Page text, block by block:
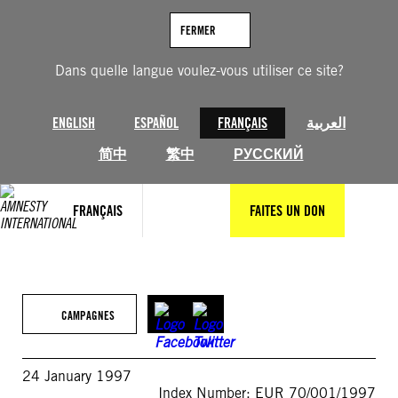
Dans quelle langue voulez-vous utiliser ce site?
ENGLISH ESPAÑOL FRANÇAIS
العربية
简中
繁中 РУССКИЙ
FERMER
FRANÇAIS FAITES UN DON
CAMPAGNES
24 January 1997
Index Number: EUR 70/001/1997